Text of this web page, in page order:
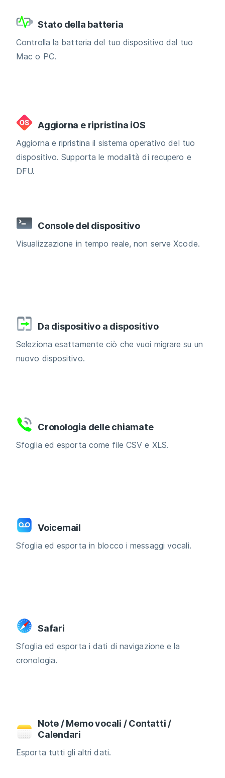
Stato della batteria
Controlla la batteria del tuo dispositivo dal tuo
Mac o PC.
Aggiorna e ripristina iOS
Aggiorna e ripristina il sistema operativo del tuo
dispositivo. Supporta le modalità di recupero e
DFU.
Console del dispositivo
Visualizzazione in tempo reale, non serve Xcode.
Da dispositivo a dispositivo
Seleziona esattamente ciò che vuoi migrare su un
nuovo dispositivo.
Cronologia delle chiamate
Sfoglia ed esporta come file CSV e XLS.
Voicemail
Sfoglia ed esporta in blocco i messaggi vocali.
Safari
Sfoglia ed esporta i dati di navigazione e la
cronologia.
Note / Memo vocali / Contatti /
Calendari
Esporta tutti gli altri dati.